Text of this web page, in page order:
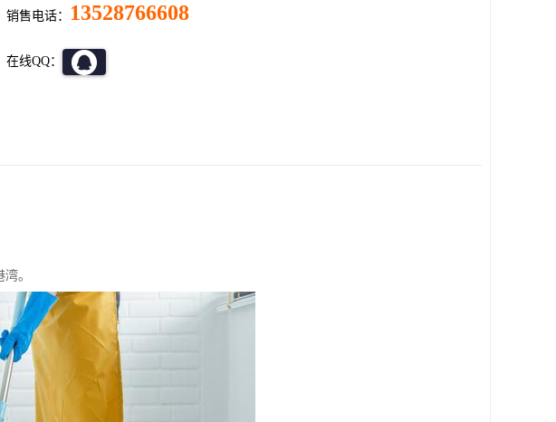
销售电话： 13528766608
在线QQ：
。